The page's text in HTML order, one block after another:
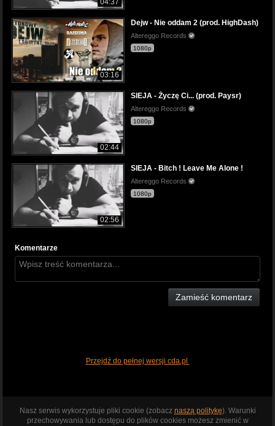
04:37
03:16
Dejw - Nie oddam 2 (prod. HighDash)
Altereggo Records
1080p
02:44
SIEJA - Życzę Ci... (prod. Paysr)
Altereggo Records
1080p
02:56
SIEJA - Bitch ! Leave Me Alone !
Altereggo Records
1080p
Komentarze
Zamieść komentarz
Przejdź do pełnej wersji cda.pl
Nasz serwis wykorzystuje pliki cookie (zobacz naszą politykę). Warunki
przechowywania lub dostępu do plików cookies możesz zmienić w